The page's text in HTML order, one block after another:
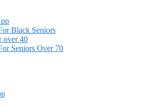
Black Seniors
over 40
Seniors Over 70